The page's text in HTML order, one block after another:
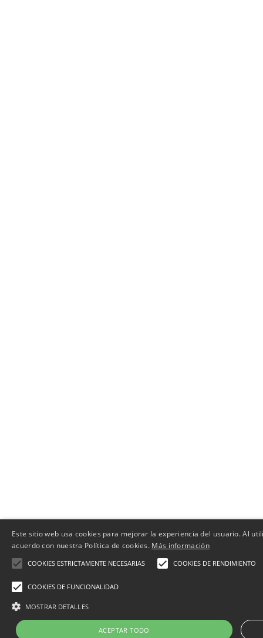
Este sitio web usa cookies para mejorar la experiencia del usuario. Al
acuerdo con nuestra Política de cookies. Más información
COOKIES ESTRICTAMENTE NECESARIAS COOKIES DE RENDIMIENTO
COOKIES DE FUNCIONALIDAD
MOSTRAR DETALLES
ACEPTAR TODO